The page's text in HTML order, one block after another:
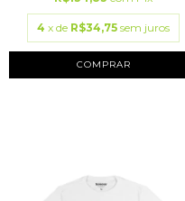
4 x de R$34,75 sem juros
COMPRAR